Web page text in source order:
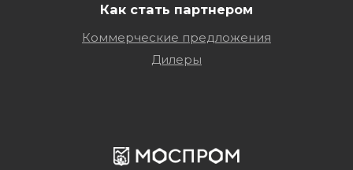
Как стать партнером
Коммерческие предложения
Дилеры